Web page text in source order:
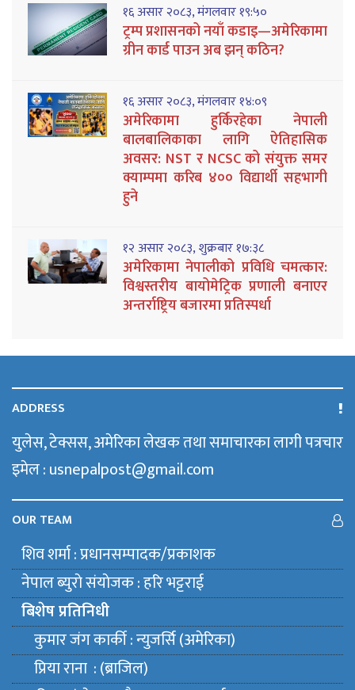
१६ असार २०८३, मंगलवार १९:५०
ट्रम्प प्रशासनको नयाँ कडाइ—अमेरिकामा
ग्रीन कार्ड पाउन अब झन् कठिन?
१६ असार २०८३, मंगलवार १४:०९
अमेरिकामा हुर्किरहेका नेपाली
बालबालिकाका लागि ऐतिहासिक
अवसर: NST र NCSC को संयुक्त समर
क्याम्पमा करिब ४०० विद्यार्थी सहभागी
हुने
१२ असार २०८३, शुक्रबार १७:३८
अमेरिकामा नेपालीको प्रविधि चमत्कार:
विश्वस्तरीय बायोमेट्रिक प्रणाली बनाएर
अन्तर्राष्ट्रिय बजारमा प्रतिस्पर्धा
ADDRESS
युलेस, टेक्सस, अमेरिका लेखक तथा समाचारका लागी पत्रचार
इमेल : usnepalpost@gmail.com
OUR TEAM
शिव शर्मा : प्रधानसम्पादक/प्रकाशक
नेपाल ब्युराे संयाेजक : हरि भट्टराई
बिशेष प्रतिनिधी
कुमार जंग कार्की : न्युजर्सि (अमेरिका)
प्रिया राना : (ब्राजिल)